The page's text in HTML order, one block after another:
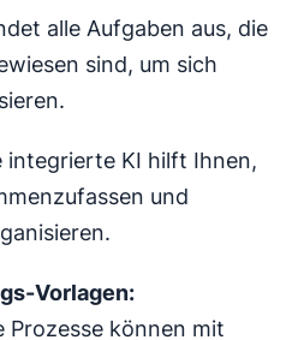
alle Aufgaben aus, die
sind, um sich
integrierte KI hilft Ihnen,
und
Vorlagen:
Prozesse können mit